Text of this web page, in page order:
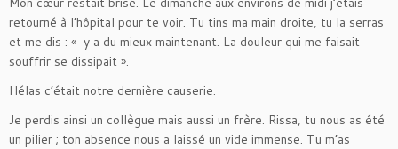
retourné à l’hôpital pour te voir. Tu tins ma main droite, tu la serras
et me dis : « y a du mieux maintenant. La douleur qui me faisait
souffrir se dissipait ».
Hélas c’était notre dernière causerie.
Je perdis ainsi un collègue mais aussi un frère. Rissa, tu nous as été
un pilier ; ton absence nous a laissé un vide immense. Tu m’as